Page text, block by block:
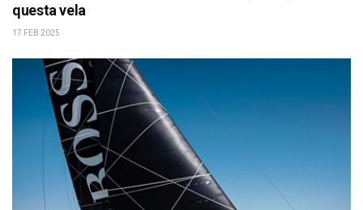
questa vela
17 FEB 2025